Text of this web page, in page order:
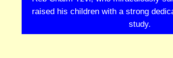
raised his children with a strong
study.